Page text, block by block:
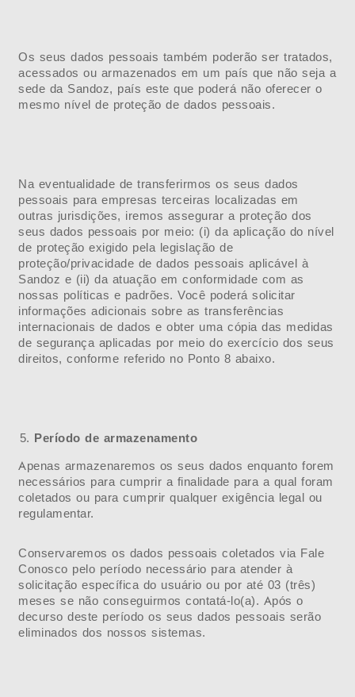
Os seus dados pessoais também poderão ser tratados,
acessados ou armazenados em um país que não seja a
sede da Sandoz, país este que poderá não oferecer o
mesmo nível de proteção de dados pessoais.
Na eventualidade de transferirmos os seus dados
pessoais para empresas terceiras localizadas em
outras jurisdições, iremos assegurar a proteção dos
seus dados pessoais por meio: (i) da aplicação do nível
de proteção exigido pela legislação de
proteção/privacidade de dados pessoais aplicável à
Sandoz e (ii) da atuação em conformidade com as
nossas políticas e padrões. Você poderá solicitar
informações adicionais sobre as transferências
internacionais de dados e obter uma cópia das medidas
de segurança aplicadas por meio do exercício dos seus
direitos, conforme referido no Ponto 8 abaixo.
Período de armazenamento
Apenas armazenaremos os seus dados enquanto forem
necessários para cumprir a finalidade para a qual foram
coletados ou para cumprir qualquer exigência legal ou
regulamentar.
Conservaremos os dados pessoais coletados via Fale
Conosco pelo período necessário para atender à
solicitação específica do usuário ou por até 03 (três)
meses se não conseguirmos contatá-lo(a). Após o
decurso deste período os seus dados pessoais serão
eliminados dos nossos sistemas.